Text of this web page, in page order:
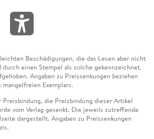
Beschädigungen, die das Lesen aber nicht
einen Stempel als solche gekennzeichnet.
Angaben zu Preissenkungen beziehen
Exemplars.
die Preisbindung dieser Artikel
vom Verlag gesenkt. Die jeweils zutreffende
dargestellt. Angaben zu Preissenkungen